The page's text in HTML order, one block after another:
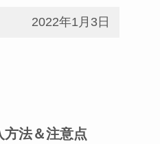
2022年1月3日
方法＆注意点